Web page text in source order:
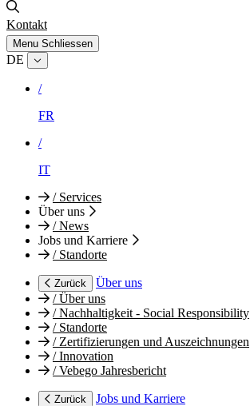
Kontakt
Menu Schliessen
DE
/
FR
/
IT
/Services
Über uns
/News
Jobs und Karriere
/Standorte
Zurück
Über uns
/Über uns
/Nachhaltigkeit - Social Responsibility
/Standorte
/Zertifizierungen und Auszeichnungen
/Innovation
/Vebego Jahresbericht
Zurück
Jobs und Karriere